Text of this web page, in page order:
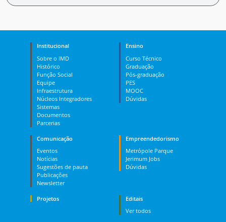
Institucional
Sobre o IMD
Histórico
Função Social
Equipe
Infraestrutura
Núcleos Integradores
Sistemas
Documentos
Parcerias
Ensino
Curso Técnico
Graduação
Pós-graduação
PES
MOOC
Dúvidas
Comunicação
Eventos
Notícias
Sugestões de pauta
Publicações
Newsletter
Empreendedorismo
Metrópole Parque
Jerimum Jobs
Dúvidas
Projetos
Editais
Ver todos